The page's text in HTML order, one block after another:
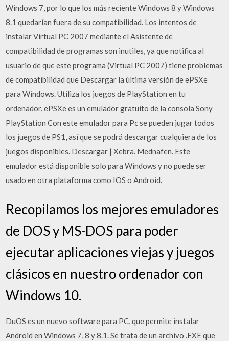
Windows 7, por lo que los más reciente Windows 8 y Windows
8.1 quedarían fuera de su compatibilidad. Los intentos de
instalar Virtual PC 2007 mediante el Asistente de
compatibilidad de programas son inutiles, ya que notifica al
usuario de que este programa (Virtual PC 2007) tiene problemas
de compatibilidad que Descargar la última versión de ePSXe
para Windows. Utiliza los juegos de PlayStation en tu
ordenador. ePSXe es un emulador gratuito de la consola Sony
PlayStation Con este emulador para Pc se pueden jugar todos
los juegos de PS1, así que se podrá descargar cualquiera de los
juegos disponibles. Descargar | Xebra. Mednafen. Este
emulador está disponible solo para Windows y no puede ser
usado en otra plataforma como IOS o Android.
Recopilamos los mejores emuladores
de DOS y MS-DOS para poder
ejecutar aplicaciones viejas y juegos
clásicos en nuestro ordenador con
Windows 10.
DuOS es un nuevo software para PC, que permite instalar
Android en Windows 7, 8 y 8.1. Se trata de un archivo .EXE que